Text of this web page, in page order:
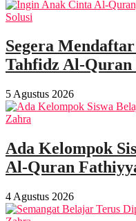
Segera
Tahfidz Al-
5 Agustus 2026
Ada Kelompok
Al-Quran
4 Agustus 2026